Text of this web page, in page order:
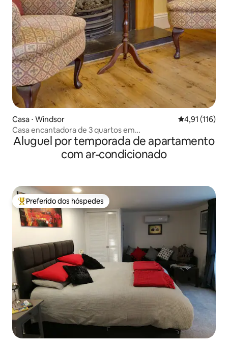
Casa ⋅ Windsor 4,91 de uma
4,91 (116)
Casa encantadora de 3 quartos em
Windsor/Legoland/Ascot
Aluguel por temporada de apartamento
com ar-condicionado
Entre os melhores preferidos dos hóspedes
Preferido dos hóspedes